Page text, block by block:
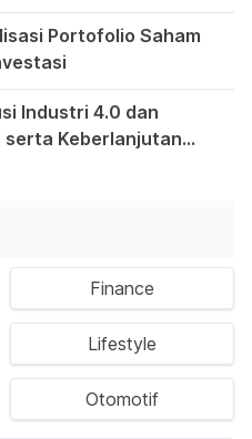
yang berpotensi
Portofolio Saham
optimalisasi portofolio
Industri 4.0 dan
serta Keberlanjutan
Finance
Lifestyle
Otomotif